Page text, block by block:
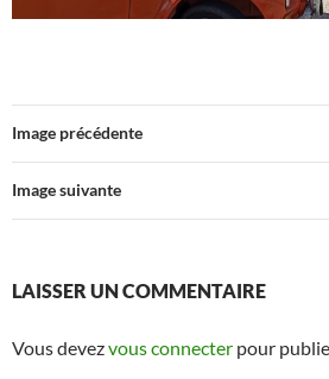
Image précédente
Image suivante
LAISSER UN COMMENTAIRE
Vous devezvous connecter pour